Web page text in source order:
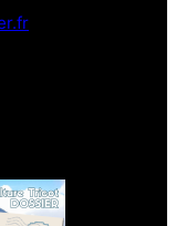
pulls